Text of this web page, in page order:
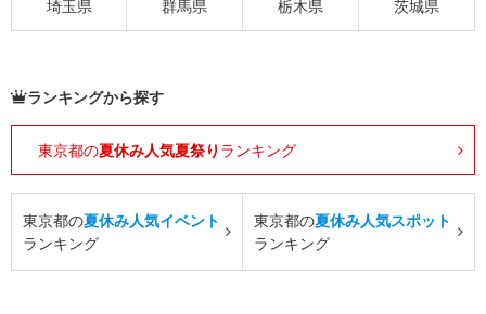
埼玉県 群馬県 栃木県 茨城県
ランキングから探す
東京都の夏休み人気夏祭り ランキング
東京都の夏休み人気イベント
ランキング
東京都の夏休み人気スポット
ランキング